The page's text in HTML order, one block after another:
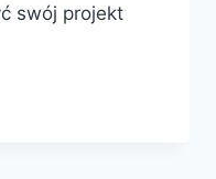
swój projekt